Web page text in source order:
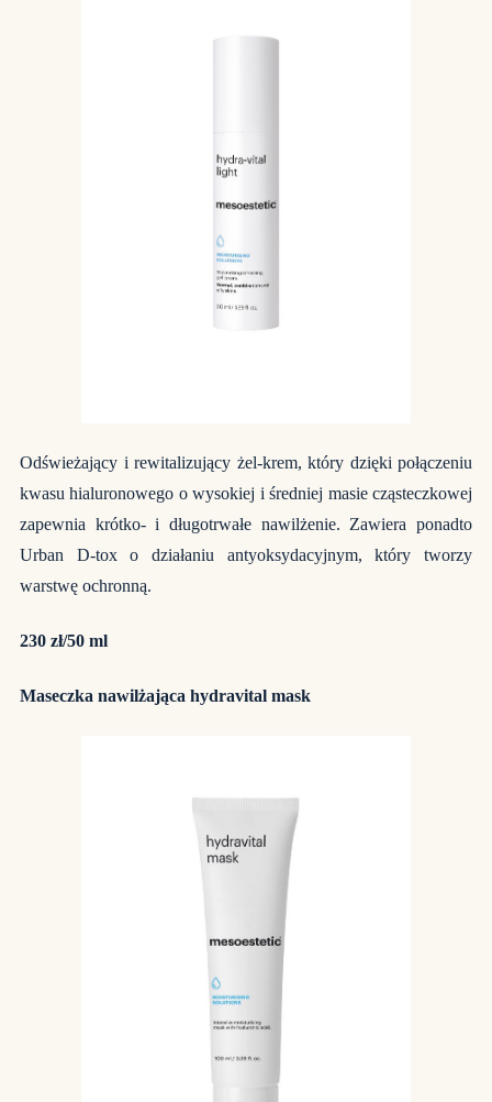
Odświeżający i rewitalizujący żel-krem, który dzięki połączeniu
kwasu hialuronowego o wysokiej i średniej masie cząsteczkowej
zapewnia krótko- i długotrwałe nawilżenie. Zawiera ponadto
Urban D-tox o działaniu antyoksydacyjnym, który tworzy
warstwę ochronną.
230 zł/50 ml
Maseczka nawilżająca hydravital mask